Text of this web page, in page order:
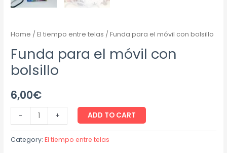
Home /El tiempo entre telas / Funda para el móvil con bolsillo
Funda para el móvil con
bolsillo
6,00€
- + ADD TO CART
Category:El tiempo entre telas